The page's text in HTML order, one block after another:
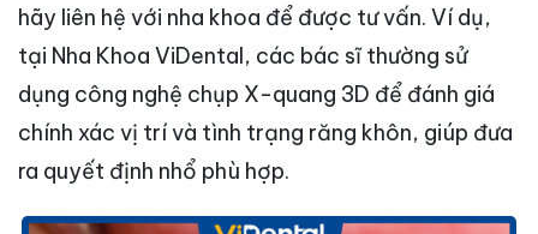
hãy liên hệ với nha khoa để được tư vấn. Ví dụ,
tại Nha Khoa ViDental, các bác sĩ thường sử
dụng công nghệ chụp X-quang 3D để đánh giá
chính xác vị trí và tình trạng răng khôn, giúp đưa
ra quyết định nhổ phù hợp.